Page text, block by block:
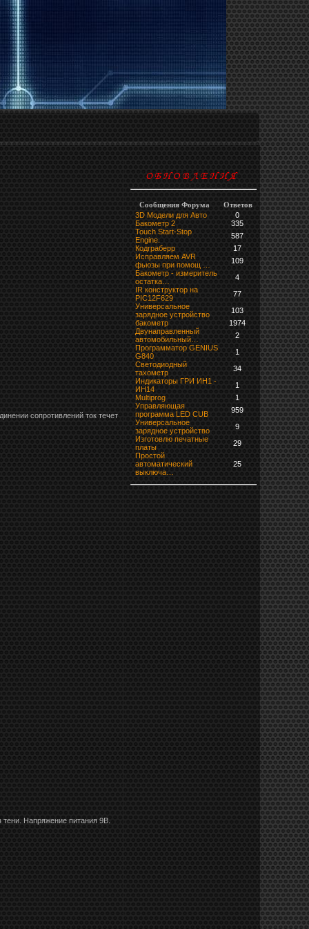
сопротивлений ток течет
Напряжение питания 9В.
Сообщения Форума
Ответов
3D Модели для Авто
0
Бакометр 2
335
Touch Start-Stop
Engine.
587
Кодграберр
17
Исправляем AVR
фьюзы при помощ …
109
Бакометр - измеритель
остатка…
4
IR конструктор на
PIC12F629
77
Универсальное
зарядное устройство
103
бaкoмeтр
1974
Двунаправленный
автомобильный…
2
Программатор GENIUS
G840
1
Светодиодный
тахометр
34
Индикаторы ГРИ ИН1 -
ИН14
1
Multiprog
1
Управляющая
программа LED CUB
959
Универсальное
зарядное устройство
9
Изготовлю печатные
платы
29
Простой
автоматический
выключа…
25